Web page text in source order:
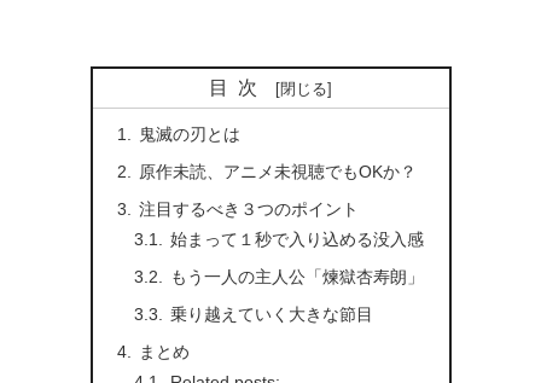
目次
鬼滅の刃とは
原作未読、アニメ未視聴でもOKか？
注目するべき３つのポイント
始まって１秒で入り込める没入感
もう一人の主人公「煉獄杏寿朗」
乗り越えていく大きな節目
まとめ